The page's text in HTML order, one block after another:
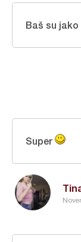
Baš su jako
Super